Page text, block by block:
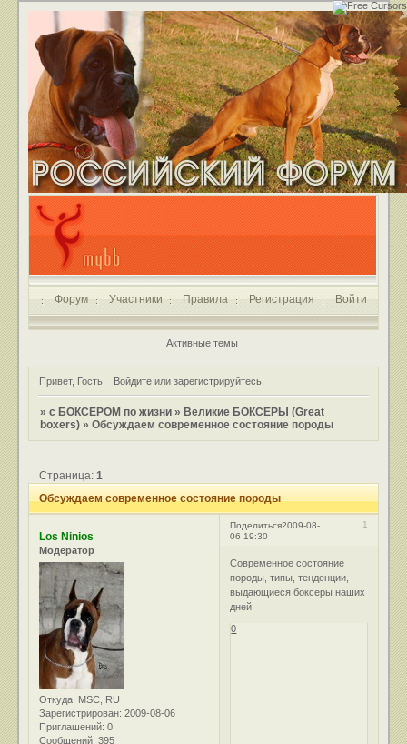
Форум Участники Правила Регистрация Войти
Активные темы
Привет, Гость! Войдитеили зарегистрируйтесь.
»с БОКСЕРОМ по жизни » Великие БОКСЕРЫ (Great
boxers) »Обсуждаем современное состояние породы
Обсуждаем современное состояние породы
Страница:1
Поделиться 1
2009-08-
06 19:30
Los Ninios
Модератор
Откуда: MSC, RU
Зарегистрирован: 2009-08-06
Приглашений: 0
Сообщений: 395
Современное состояние
породы, типы, тенденции,
выдающиеся боксеры наших
дней.
0